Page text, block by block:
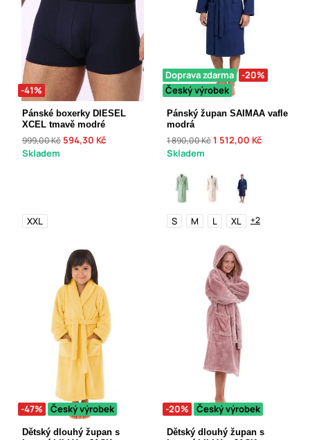
-41%
Pánské boxerky DIESEL
XCEL tmavě modré
999,00 Kč 594,30 Kč
Skladem
XXL
Doprava zdarma
-20%
Český výrobek
Pánský župan SAIMAA vafle
modrá
1 890,00 Kč1 512,00 Kč
Skladem
S M L XL +2
-47% Český výrobek
Dětský dlouhý župan s
-20% Český výrobek
Dětský dlouhý župan s